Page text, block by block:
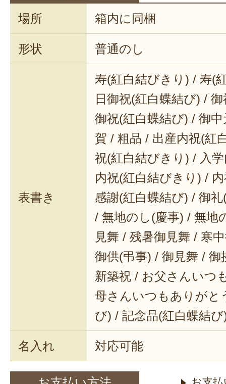
場所 箱内に同梱
形状 普通のし
表書き
寿(紅白結びきり) / 寿(
日御祝(紅白蝶結び) /
御祝(紅白蝶結び) / 御
賀 / 粗品 / 出産内祝(紅
祝(紅白結びきり) / 入
内祝(紅白結びきり) /
感謝(紅白蝶結び) / 御
/ 無地のし(慶事) / 無地
見舞 / 残暑御見舞 / 寒
御供(弔事) / 御見舞 / 御
新築祝 / お父さんいつ
母さんいつもありがと
び) / 記念品(紅白蝶結び
名入れ 対応可能